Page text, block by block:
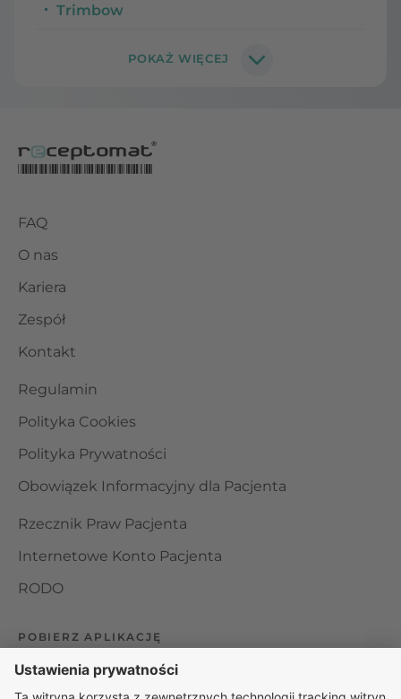
Trimbow
FAQ
O nas
Kariera
Zespół
Kontakt
Regulamin
Polityka Cookies
Polityka Prywatności
Obowiązek Informacyjny dla Pacjenta
Rzecznik Praw Pacjenta
Internetowe Konto Pacjenta
RODO
POBIERZ APLIKACJĘ